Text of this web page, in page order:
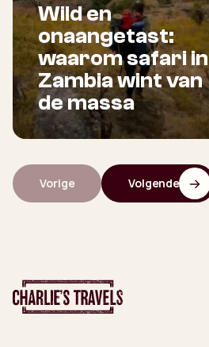
Wild en
onaangetast:
waarom safari in
Zambia wint van
de massa
Vorige Volgende